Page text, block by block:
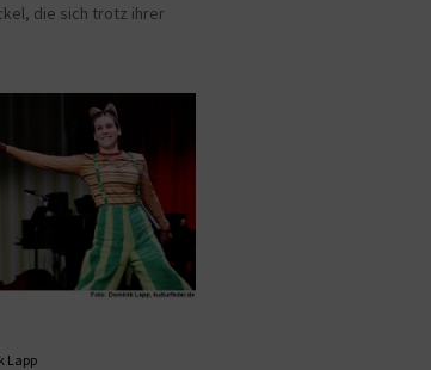
die sich trotz ihrer
Lapp